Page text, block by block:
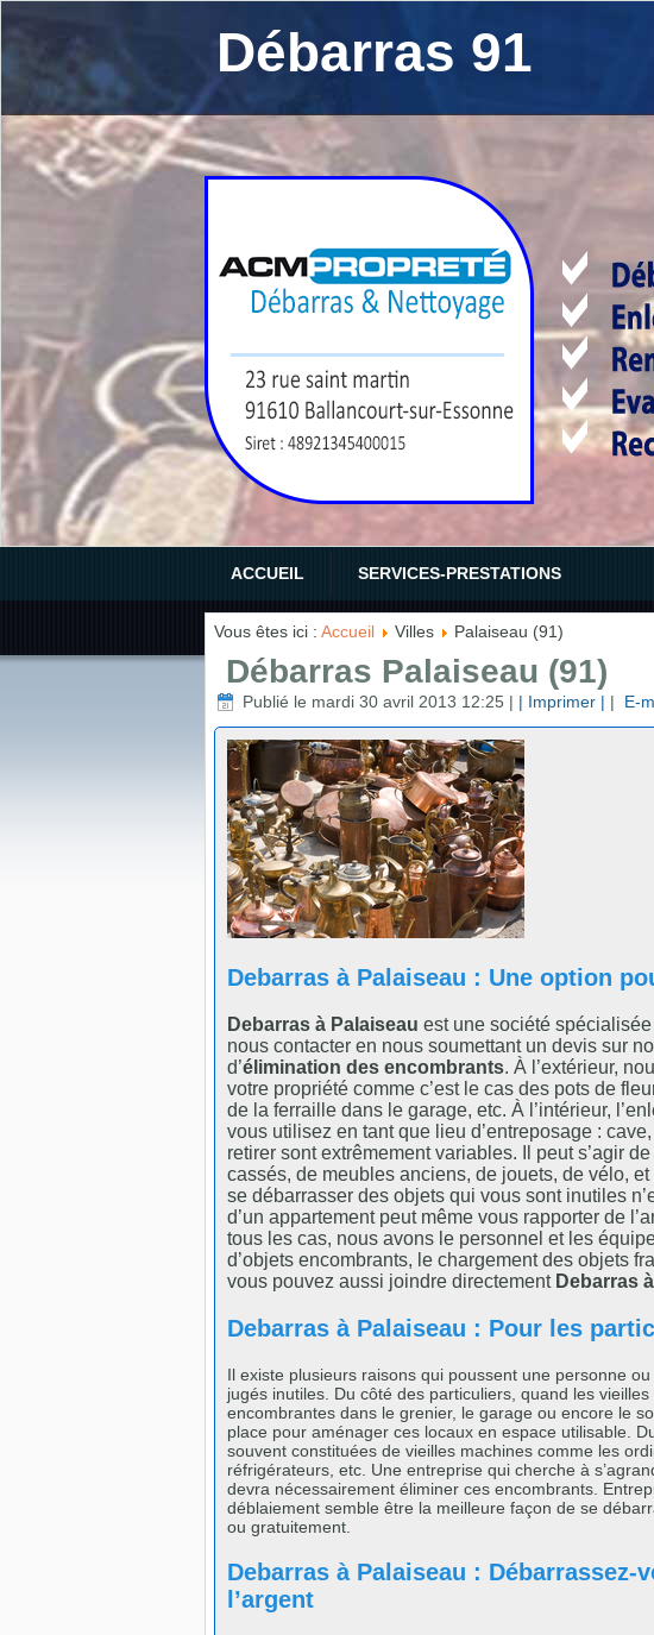
Débarras 91
ACCUEIL SERVICES-PRESTATIONS
Vous êtes ici : Accueil Villes Palaiseau (91)
Débarras Palaiseau (91)
Publié le mardi 30 avril 2013 12:25 | | Imprimer | | E-
Debarras à Palaiseau : Une option
Debarras à Palaiseau est une société
nous contacter en nous soumettant un devis sur
d’élimination des encombrants. À l’extérieur,
votre propriété comme c’est le cas des pots de
de la ferraille dans le garage, etc. À l’intérieur,
vous utilisez en tant que lieu d’entreposage :
retirer sont extrêmement variables. Il peut s’agir
cassés, de meubles anciens, de jouets, de vélo,
se débarrasser des objets qui vous sont inutiles
d’un appartement peut même vous rapporter de
tous les cas, nous avons le personnel et les
d’objets encombrants, le chargement des objets
vous pouvez aussi joindre directement Debarras
Debarras à Palaiseau : Pour les
Il existe plusieurs raisons qui poussent une personne
jugés inutiles. Du côté des particuliers, quand les
encombrantes dans le grenier, le garage ou encore le
place pour aménager ces locaux en espace utilisable.
souvent constituées de vieilles machines comme les
réfrigérateurs, etc. Une entreprise qui cherche à
devra nécessairement éliminer ces encombrants.
déblaiement semble être la meilleure façon de se
ou gratuitement.
Debarras à Palaiseau :
l’argent